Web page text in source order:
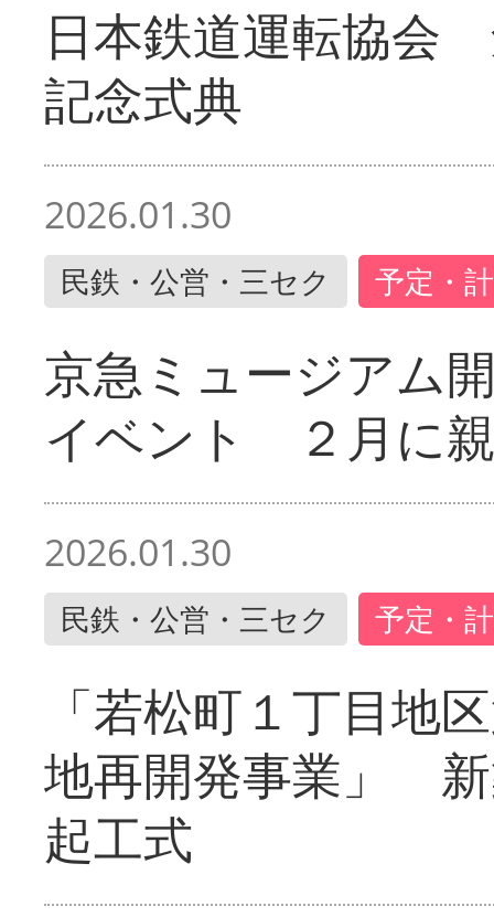
日本鉄道運転協会
記念式典
2026.01.30
民鉄・公営・三セク 予定・
京急ミュージアム
イベント ２月に
2026.01.30
民鉄・公営・三セク 予定・
「若松町１丁目地
地再開発事業」
起工式